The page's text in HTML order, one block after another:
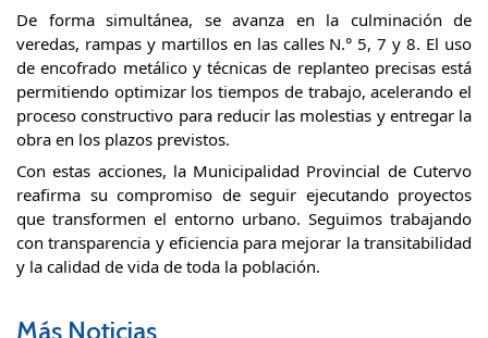
​De forma simultánea, se avanza en la culminación de
veredas, rampas y martillos en las calles N.° 5, 7 y 8. El uso
de encofrado metálico y técnicas de replanteo precisas está
permitiendo optimizar los tiempos de trabajo, acelerando el
proceso constructivo para reducir las molestias y entregar la
obra en los plazos previstos.
​Con estas acciones, la Municipalidad Provincial de Cutervo
reafirma su compromiso de seguir ejecutando proyectos
que transformen el entorno urbano. Seguimos trabajando
con transparencia y eficiencia para mejorar la transitabilidad
y la calidad de vida de toda la población.
Más Noticias